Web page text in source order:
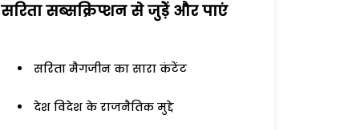
सरिता सब्सक्रिप्शन से जुड़ेें और पाएं
सरिता मैगजीन का सारा कंटेंट
देश विदेश के राजनैतिक मुद्दे